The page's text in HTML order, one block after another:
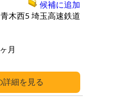
詳細
青木西5 埼玉高速鉄道
ヶ月
候補に追加